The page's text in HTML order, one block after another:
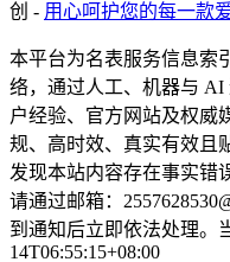
创 - 用心呵护您的每一款
本平台为名表服务信息索
络，通过人工、机器与 AI
户经验、官方网站及权威
规、高时效、真实有效且
发现本站内容存在事实错
请通过邮箱：
到通知后立即依法处理。
14T06:55:15+08:00